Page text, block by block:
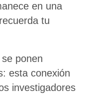
en una
tu
ponen
esta conexión
investigadores